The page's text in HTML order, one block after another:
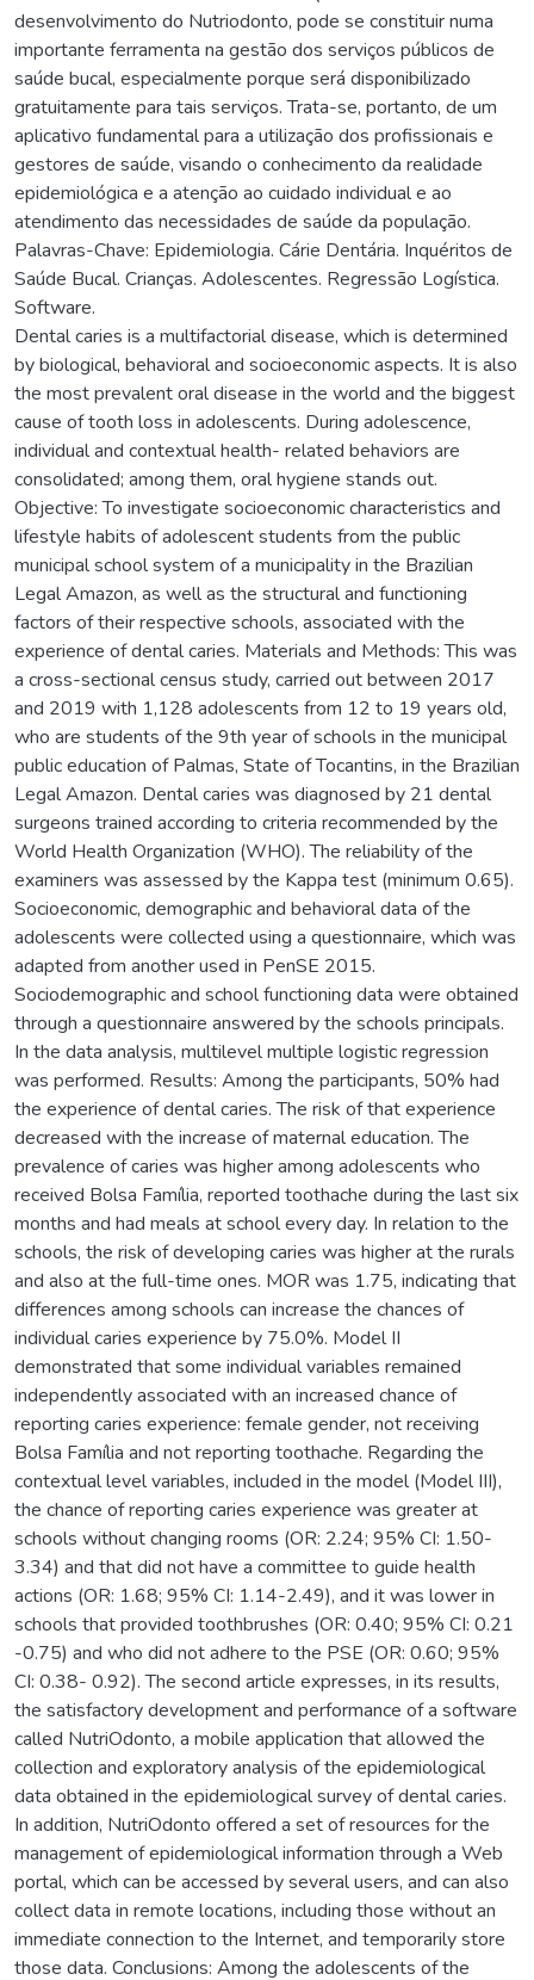
desenvolvimento do Nutriodonto, pode se constituir numa
importante ferramenta na gestão dos serviços públicos de
saúde bucal, especialmente porque será disponibilizado
gratuitamente para tais serviços. Trata-se, portanto, de um
aplicativo fundamental para a utilização dos profissionais e
gestores de saúde, visando o conhecimento da realidade
epidemiológica e a atenção ao cuidado individual e ao
atendimento das necessidades de saúde da população.
Palavras-Chave: Epidemiologia. Cárie Dentária. Inquéritos de
Saúde Bucal. Crianças. Adolescentes. Regressão Logística.
Software.
Dental caries is a multifactorial disease, which is determined
by biological, behavioral and socioeconomic aspects. It is also
the most prevalent oral disease in the world and the biggest
cause of tooth loss in adolescents. During adolescence,
individual and contextual health- related behaviors are
consolidated; among them, oral hygiene stands out.
Objective: To investigate socioeconomic characteristics and
lifestyle habits of adolescent students from the public
municipal school system of a municipality in the Brazilian
Legal Amazon, as well as the structural and functioning
factors of their respective schools, associated with the
experience of dental caries. Materials and Methods: This was
a cross-sectional census study, carried out between 2017
and 2019 with 1,128 adolescents from 12 to 19 years old,
who are students of the 9th year of schools in the municipal
public education of Palmas, State of Tocantins, in the Brazilian
Legal Amazon. Dental caries was diagnosed by 21 dental
surgeons trained according to criteria recommended by the
World Health Organization (WHO). The reliability of the
examiners was assessed by the Kappa test (minimum 0.65).
Socioeconomic, demographic and behavioral data of the
adolescents were collected using a questionnaire, which was
adapted from another used in PenSE 2015.
Sociodemographic and school functioning data were obtained
through a questionnaire answered by the schools principals.
In the data analysis, multilevel multiple logistic regression
was performed. Results: Among the participants, 50% had
the experience of dental caries. The risk of that experience
decreased with the increase of maternal education. The
prevalence of caries was higher among adolescents who
received Bolsa Família, reported toothache during the last six
months and had meals at school every day. In relation to the
schools, the risk of developing caries was higher at the rurals
and also at the full-time ones. MOR was 1.75, indicating that
differences among schools can increase the chances of
individual caries experience by 75.0%. Model II
demonstrated that some individual variables remained
independently associated with an increased chance of
reporting caries experience: female gender, not receiving
Bolsa Família and not reporting toothache. Regarding the
contextual level variables, included in the model (Model III),
the chance of reporting caries experience was greater at
schools without changing rooms (OR: 2.24; 95% CI: 1.50-
3.34) and that did not have a committee to guide health
actions (OR: 1.68; 95% CI: 1.14-2.49), and it was lower in
schools that provided toothbrushes (OR: 0.40; 95% CI: 0.21
-0.75) and who did not adhere to the PSE (OR: 0.60; 95%
CI: 0.38- 0.92). The second article expresses, in its results,
the satisfactory development and performance of a software
called NutriOdonto, a mobile application that allowed the
collection and exploratory analysis of the epidemiological
data obtained in the epidemiological survey of dental caries.
In addition, NutriOdonto offered a set of resources for the
management of epidemiological information through a Web
portal, which can be accessed by several users, and can also
collect data in remote locations, including those without an
immediate connection to the Internet, and temporarily store
those data. Conclusions: Among the adolescents of the